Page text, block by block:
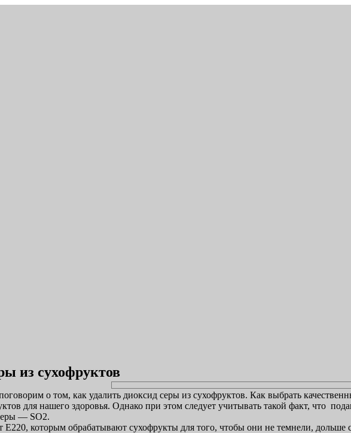
из сухофруктов
о том, как удалить диоксид серы из сухофруктов. Как выбрать
для нашего здоровья. Однако при этом следует учитывать такой факт, что
— SO2.
E220, которым обрабатывают сухофрукты для того, чтобы они не темнели,